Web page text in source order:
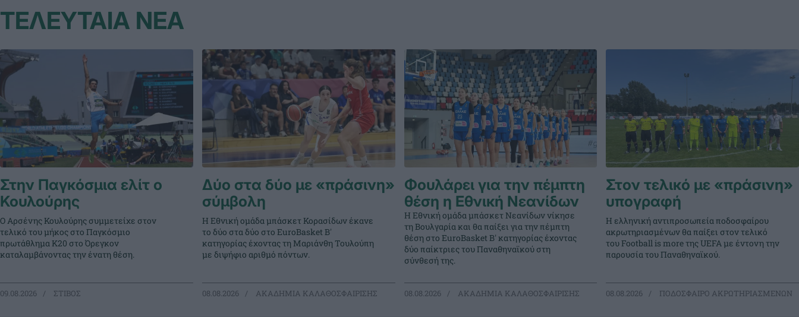
ΤΕΛΕΥΤΑΙΑ ΝΕΑ
Στην Παγκόσμια ελίτ ο
Κουλούρης
Ο Αρσένης Κουλούρης συμμετείχε στον
τελικό του μήκος στο Παγκόσμιο
πρωτάθλημα Κ20 στο Όρεγκον
καταλαμβάνοντας την ένατη θέση.
09.08.2026 ΣΤΙΒΟΣ
Δύο στα δύο με «πράσινη»
σύμβολη
Η Εθνική ομάδα μπάσκετ Κορασίδων έκανε
το δύο στα δύο στο EuroBasket Β'
κατηγορίας έχοντας τη Μαριάνθη Τουλούπη
με διψήφιο αριθμό πόντων.
08.08.2026 ΑΚΑΔΗΜΙΑ ΚΑΛΑΘΟΣΦΑΙΡΙΣΗΣ
Φουλάρει για την πέμπτη
θέση η Εθνική Νεανίδων
Η Εθνική ομάδα μπάσκετ Νεανίδων νίκησε
τη Βουλγαρία και θα παίξει για την πέμπτη
θέση στο EuroBasket Β' κατηγορίας έχοντας
δύο παίκτριες του Παναθηναϊκού στη
σύνθεσή της.
08.08.2026 ΑΚΑΔΗΜΙΑ ΚΑΛΑΘΟΣΦΑΙΡΙΣΗΣ
Στον τελικό με «πράσινη»
υπογραφή
Η ελληνική αντιπροσωπεία ποδοσφαίρου
ακρωτηριασμένων θα παίξει στον τελικό
του Football is more της UEFA με έντονη την
παρουσία του Παναθηναϊκού.
08.08.2026 ΠΟΔΟΣΦΑΙΡΟ ΑΚΡΩΤΗΡΙΑΣΜΕΝΩΝ